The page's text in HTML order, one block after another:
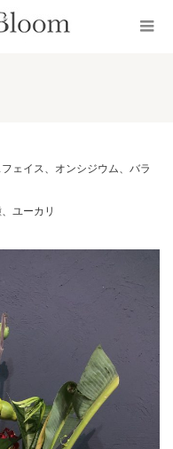
ェイス、オンシジウム、バラ
ユーカリ